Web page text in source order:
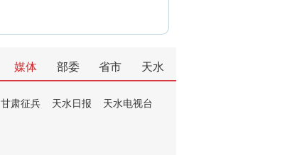
媒体 部委 省市 天水
甘肃征兵 天水日报
天水电视台